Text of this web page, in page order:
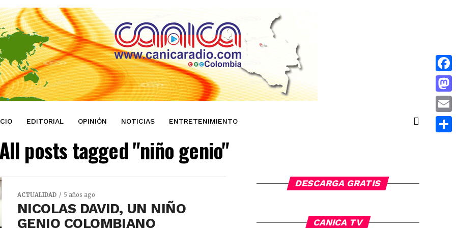
EDITORIAL OPINIÓN NOTICIAS ENTRETENIMIENTO
posts tagged "niño genio"
ACTUALIDAD 5 años ago
NICOLAS DAVID, UN NIÑO
GENIO COLOMBIANO
DESCARGA GRATIS
CANICA TV